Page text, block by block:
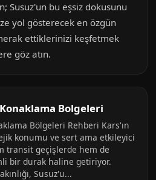
Susuz'un bu eşsiz dokusunu
yol gösterecek en özgün
ettiklerinizi keşfetmek
göz atın.
Bolgeleri
Bölgeleri Rehberi Kars'ın
konumu ve sert ama etkileyici
transit geçişlerde hem de
bir durak haline getiriyor.
Susuz'u...